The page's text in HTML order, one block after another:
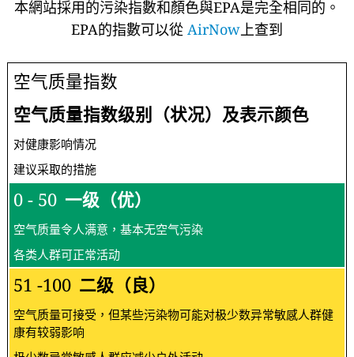
本網站採用的污染指數和顏色與EPA是完全相同的。
EPA的指數可以從 AirNow上查到
空气质量指数
空气质量指数级别（状况）及表示颜色
对健康影响情况
建议采取的措施
0 - 50 一级（优）
空气质量令人满意，基本无空气污染
各类人群可正常活动
51 -100 二级（良）
空气质量可接受，但某些污染物可能对极少数异常敏感人群健
康有较弱影响